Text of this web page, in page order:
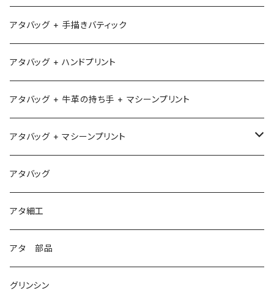
アタバッグ + 手描きバティック
アタバッグ + ハンドプリント
アタバッグ + 牛革の持ち手 + マシーンプリント
アタバッグ + マシーンプリント
1
2
3
アタバッグ
アタ細工
アタ 部品
グリンシン